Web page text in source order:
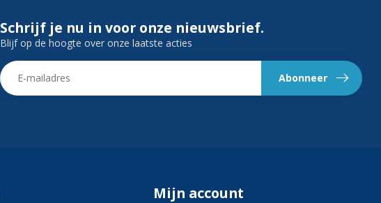
Schrijf je nu in voor onze nieuwsbrief.
Blijf op de hoogte over onze laatste acties
Abonneer
Mijn account